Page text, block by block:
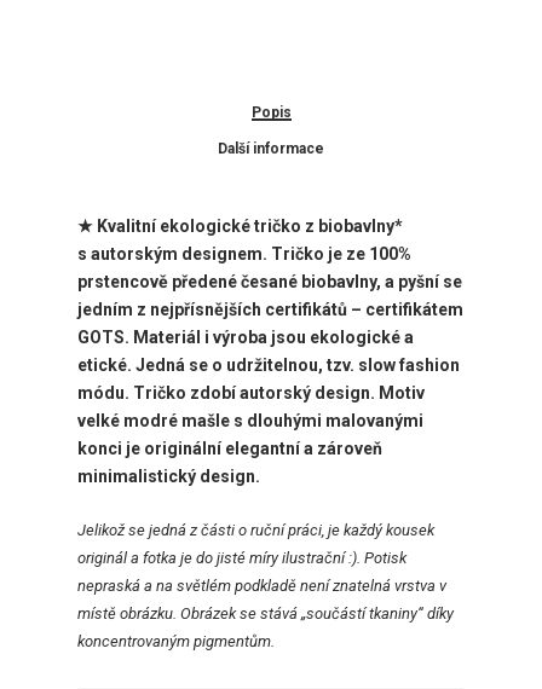
Popis
Další informace
★ Kvalitní ekologické tričko z biobavlny*
s autorským designem. Tričko je ze 100%
prstencově předené česané biobavlny, a pyšní se
jedním z nejpřísnějších certifikátů – certifikátem
GOTS. Materiál i výroba jsou ekologické a
etické. Jedná se o udržitelnou, tzv. slow fashion
módu. Tričko zdobíautorský design. Motiv
velké modré mašle s dlouhými malovanými
konci je originální elegantní a zároveň
minimalistický design.
Jelikož se jedná z části o ruční práci, je každý kousek
originál a fotka je do jisté míry ilustrační :). Potisk
nepraská a na světlém podkladě není znatelná vrstva v
místě obrázku. Obrázek se stává „součástí tkaniny“ díky
koncentrovaným pigmentům.